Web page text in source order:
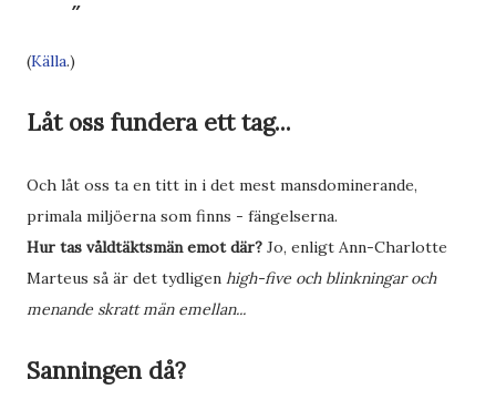
(Källa.)
Låt oss fundera ett tag...
Och låt oss ta en titt in i det mest mansdominerande,
primala miljöerna som finns - fängelserna.
Hur tas våldtäktsmän emot där? Jo, enligt Ann-Charlotte
Marteus så är det tydligen high-five och blinkningar och
menande skratt män emellan...
Sanningen då?